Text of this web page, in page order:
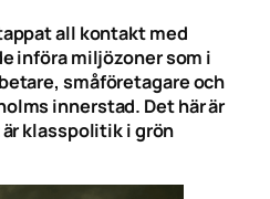
all kontakt med
införa miljözoner som i
småföretagare och
innerstad. Det här är
klasspolitik i grön